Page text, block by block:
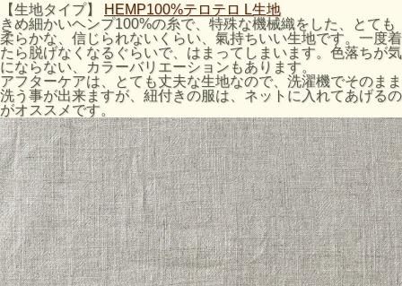
【生地タイプ】
HEMP100%テロテロ L生地
きめ細かいヘンプ100%の糸で、特殊な機械織をした、とても
柔らかな、信じられないくらい、氣持ちいい生地です。一度着
たら脱げなくなるぐらいで、はまってしまいます。色落ちが気
にならない、カラーバリエーションもあります。
アフターケアは、とても丈夫な生地なので、洗濯機でそのまま
洗う事が出来ますが、紐付きの服は、ネットに入れてあげるの
がオススメです。